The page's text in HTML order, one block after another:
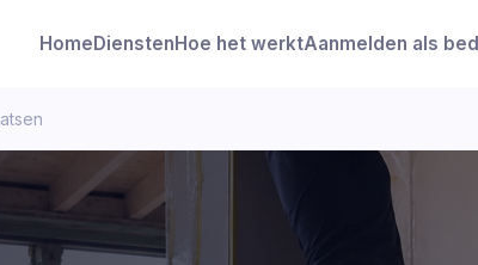
Home Diensten Hoe het werktAanmelden als